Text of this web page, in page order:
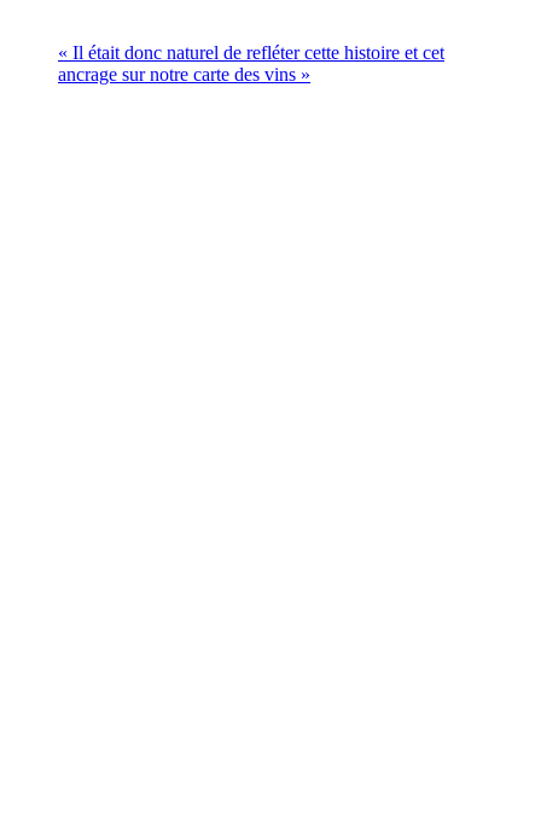
« Il était donc naturel de refléter cette histoire et cet
ancrage sur notre carte des vins »